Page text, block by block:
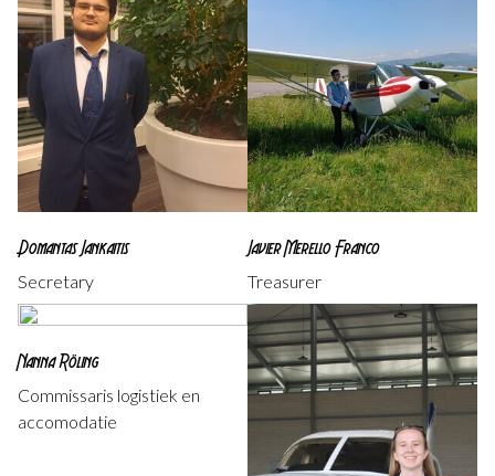
Domantas Jankaitis
Secretary
Javier Merello Franco
Treasurer
Nanna Röling
Commissaris logistiek en
accomodatie